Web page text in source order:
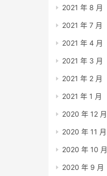
2021 年 8 月
2021 年 7 月
2021 年 4 月
2021 年 3 月
2021 年 2 月
2021 年 1 月
2020 年 12 月
2020 年 11 月
2020 年 10 月
2020 年 9 月